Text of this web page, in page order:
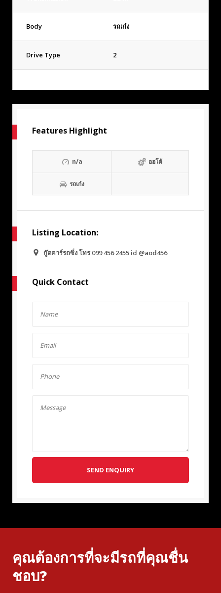
Body รถเก๋ง
Drive Type 2
Features Highlight
n/a ออโต้
รถเก๋ง
Listing Location:
กู๊ดคาร์รถซิ่ง โทร 099 456 2455 id @aod456
Quick Contact
SEND ENQUIRY
คุณต้องการที่จะมีรถที่คุณชื่น
ชอบ?